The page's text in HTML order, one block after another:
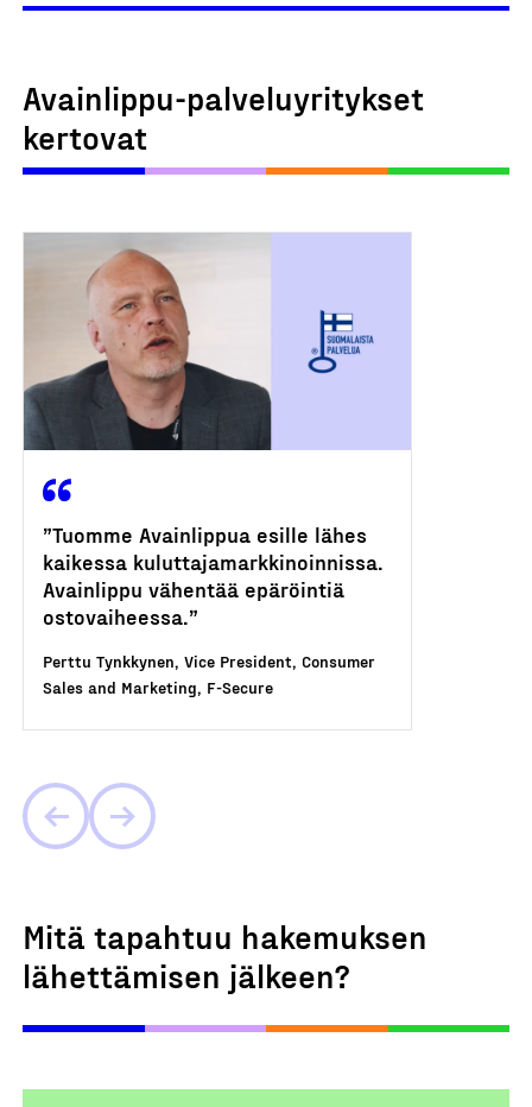
Avainlippu-palveluyritykset
kertovat
”Tuomme Avainlippua esille lähes
kaikessa kuluttajamarkkinoinnissa.
Avainlippu vähentää epäröintiä
ostovaiheessa.”
Perttu Tynkkynen, Vice President, Consumer
Sales and Marketing, F-Secure
Mitä tapahtuu hakemuksen
lähettämisen jälkeen?